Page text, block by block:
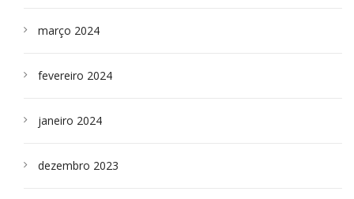
março 2024
fevereiro 2024
janeiro 2024
dezembro 2023